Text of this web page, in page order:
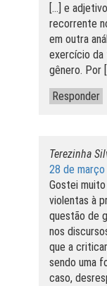
[…] e
recorrente
em outra
exercício da
gênero. Por
Responder
Terezinha
28 de
Gostei
violentas à
questão de
nos
que a
sendo uma
caso,